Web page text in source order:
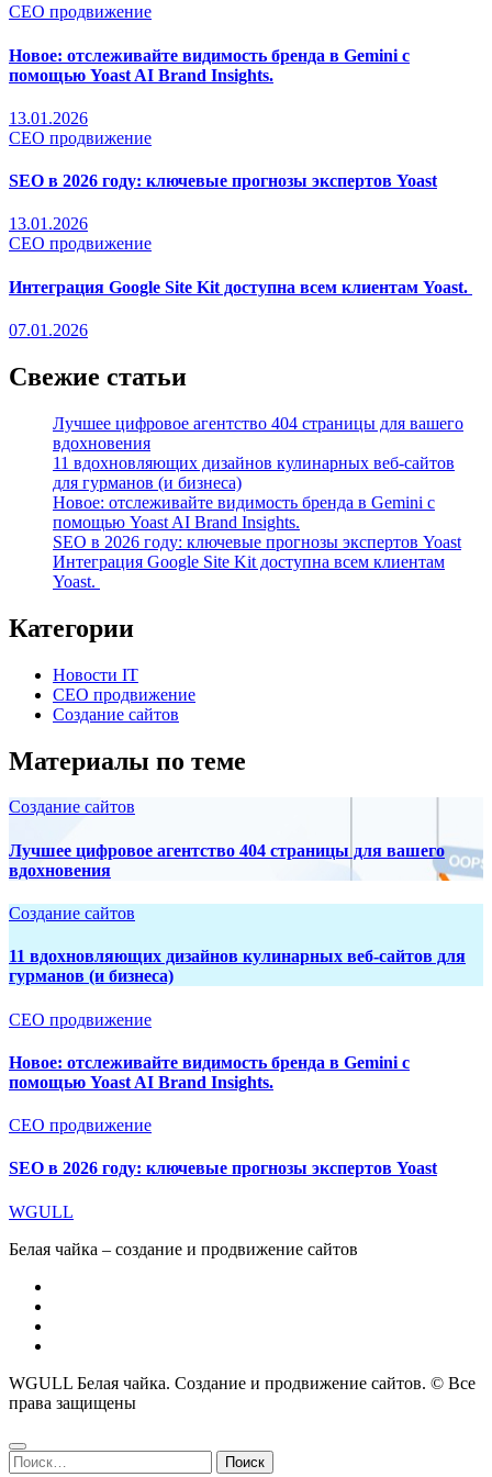
СЕО продвижение
Новое: отслеживайте видимость бренда в Gemini с
помощью Yoast AI Brand Insights.
13.01.2026
СЕО продвижение
SEO в 2026 году: ключевые прогнозы экспертов Yoast
13.01.2026
СЕО продвижение
Интеграция Google Site Kit доступна всем клиентам Yoast.
07.01.2026
Свежие статьи
Лучшее цифровое агентство 404 страницы для вашего
вдохновения
11 вдохновляющих дизайнов кулинарных веб-сайтов
для гурманов (и бизнеса)
Новое: отслеживайте видимость бренда в Gemini с
помощью Yoast AI Brand Insights.
SEO в 2026 году: ключевые прогнозы экспертов Yoast
Интеграция Google Site Kit доступна всем клиентам
Yoast.
Категории
Новости IT
СЕО продвижение
Создание сайтов
Материалы по теме
Создание сайтов
Лучшее цифровое агентство 404 страницы для вашего
вдохновения
Создание сайтов
11 вдохновляющих дизайнов кулинарных веб-сайтов для
гурманов (и бизнеса)
СЕО продвижение
Новое: отслеживайте видимость бренда в Gemini с
помощью Yoast AI Brand Insights.
СЕО продвижение
SEO в 2026 году: ключевые прогнозы экспертов Yoast
WGULL
Белая чайка – создание и продвижение сайтов
WGULL Белая чайка. Создание и продвижение сайтов. © Все
права защищены
Найти: